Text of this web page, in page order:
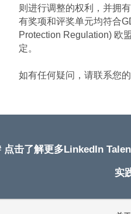
则进行调整的权利，并拥
有奖项和评奖单元均符合
Protection Regulation) 欧
定。
如有任何疑问，请联系您
点击了解更多LinkedIn
实